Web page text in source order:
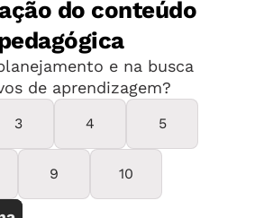
nos concursos públicos
de 1º ao 5º Ano do Ensino
I: Educação Infantil e Classes de